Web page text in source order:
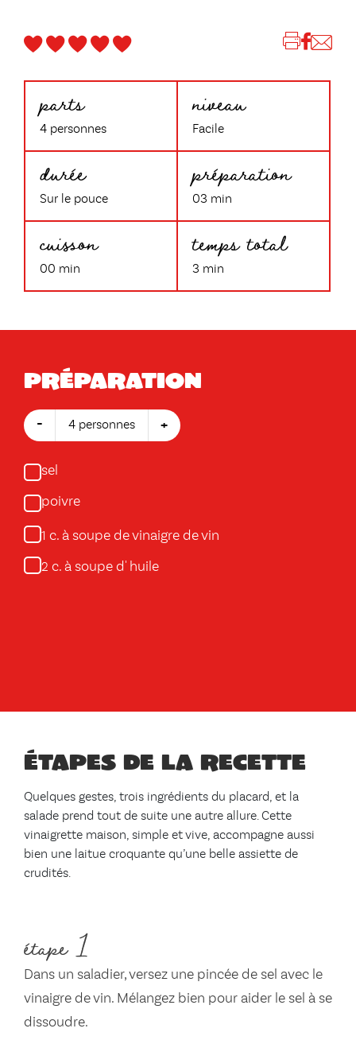
parts
4 personnes
niveau
Facile
durée
Sur le pouce
préparation
03 min
cuisson
00 min
temps total
3 min
Préparation
- 4 personnes +
sel
poivre
1 c. à soupe de vinaigre de vin
2 c. à soupe d' huile
Étapes de la recette
Quelques gestes, trois ingrédients du placard, et la
salade prend tout de suite une autre allure. Cette
vinaigrette maison, simple et vive, accompagne aussi
bien une laitue croquante qu’une belle assiette de
crudités.
étape 1
Dans un saladier, versez une pincée de sel avec le
vinaigre de vin. Mélangez bien pour aider le sel à se
dissoudre.